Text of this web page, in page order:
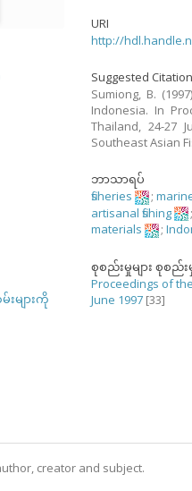
များကို
URI
http://
Suggested Citation
Sumiong, B.
Indonesia. In
Thailand, 24-27
Southeast Asian
ဘာသာရပ်
fisheries
;
artisanal fishing
;
materials
;
စုစည်းမှုများ စုစည်း
Proceedings of
June 1997 [33]
creator and subject.